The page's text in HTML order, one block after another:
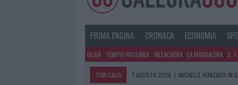
PRIMA PAGINA CRONACA ECONOMIA
OLBIA TEMPIO PAUSANIA ARZACHENA LA MADDALENA S.
TEMI CALDI 7 AGOSTO 2026 | MICHELLE HUNZIKER IN